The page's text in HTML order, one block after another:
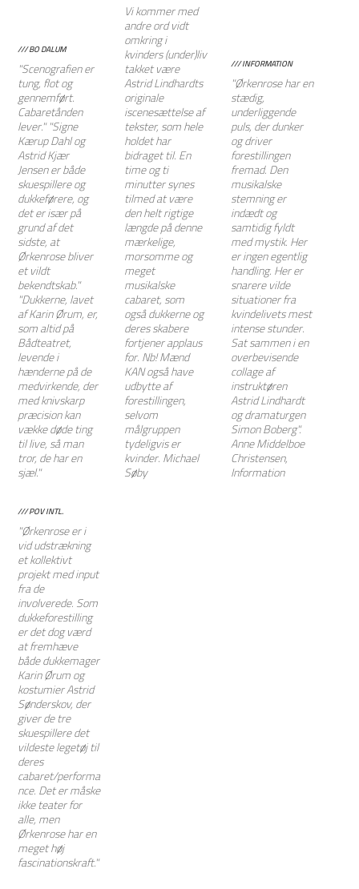
/// BO DALUM
"Scenografien er
tung, flot og
gennemført.
Cabaretånden
lever." "Signe
Kærup Dahl og
Astrid Kjær
Jensen er både
skuespillere og
dukkeførere, og
det er især på
grund af det
sidste, at
Ørkenrose bliver
et vildt
bekendtskab."
"Dukkerne, lavet
af Karin Ørum, er,
som altid på
Bådteatret,
levende i
hænderne på de
medvirkende, der
med knivskarp
præcision kan
vække døde ting
til live, så man
tror, de har en
sjæl."
Vi kommer med
andre ord vidt
omkring i
kvinders (under)liv
takket være
Astrid Lindhardts
originale
iscenesættelse af
tekster, som hele
holdet har
bidraget til. En
time og ti
minutter synes
tilmed at være
den helt rigtige
længde på denne
mærkelige,
morsomme og
meget
musikalske
cabaret, som
også dukkerne og
deres skabere
fortjener applaus
for. Nb! Mænd
KAN også have
udbytte af
forestillingen,
selvom
målgruppen
tydeligvis er
kvinder. Michael
Søby
/// INFORMATION
"Ørkenrose har en
stædig,
underliggende
puls, der dunker
og driver
forestillingen
fremad. Den
musikalske
stemning er
indædt og
samtidig fyldt
med mystik. Her
er ingen egentlig
handling. Her er
snarere vilde
situationer fra
kvindelivets mest
intense stunder.
Sat sammen i en
overbevisende
collage af
instruktøren
Astrid Lindhardt
og dramaturgen
Simon Boberg".
Anne Middelboe
Christensen,
Information
/// POV INTL.
"Ørkenrose er i
vid udstrækning
et kollektivt
projekt med input
fra de
involverede. Som
dukkeforestilling
er det dog værd
at fremhæve
både dukkemager
Karin Ørum og
kostumier Astrid
Sønderskov, der
giver de tre
skuespillere det
vildeste legetøj til
deres
cabaret/performa
nce. Det er måske
ikke teater for
alle, men
Ørkenrose har en
meget høj
fascinationskraft."